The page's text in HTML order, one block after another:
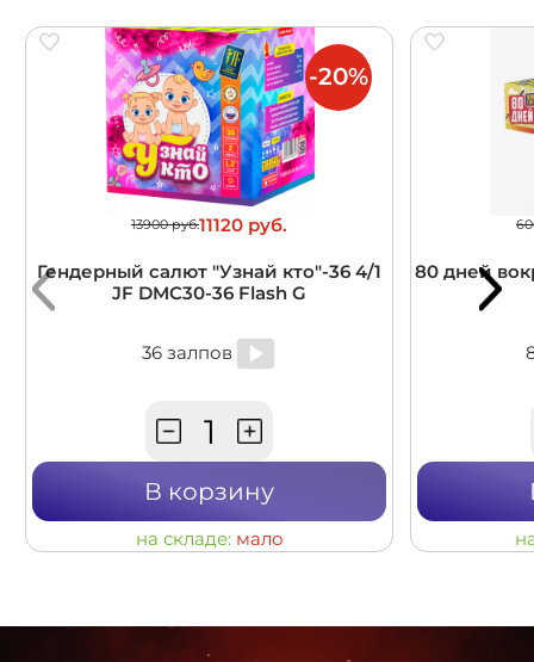
13900 руб.11120 руб.
Гендерный салют "Узнай кто"-36 4/1
JF DMC30-36 Flash G
36 залпов
В корзину
на складе: мало
-20%
80 дней